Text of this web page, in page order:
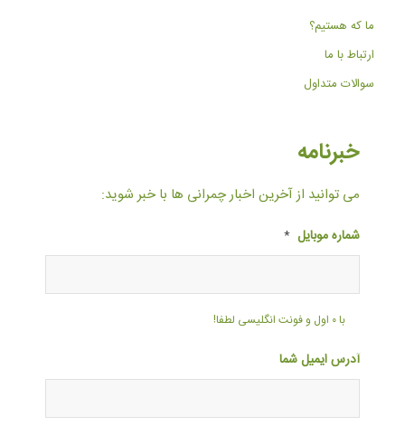
ما که هستیم؟
ارتباط با ما
سوالات متداول
خبرنامه
می توانید از آخرین اخبار چمرانی ها با خبر شوید:
شماره موبایل *
با ۰ اول و فونت انگلیسی لطفا!
آدرس ایمیل شما